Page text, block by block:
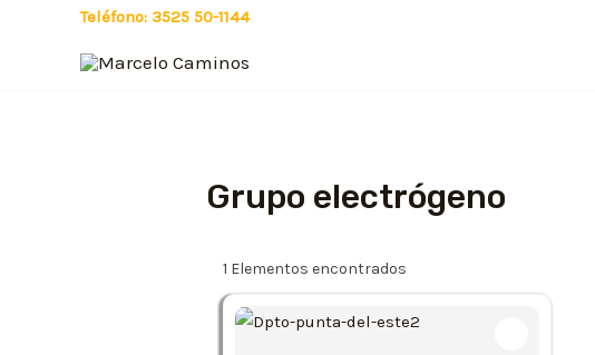
Teléfono: 3525 50-1144
Grupo electrógeno
1 Elementos encontrados